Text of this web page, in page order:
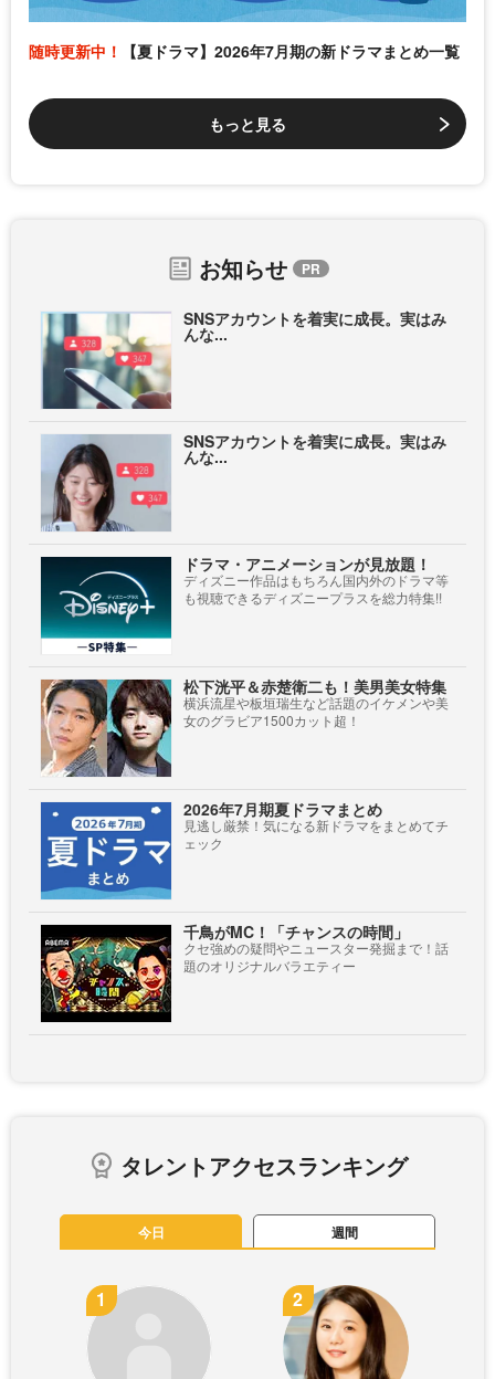
随時更新中！ 【夏ドラマ】2026年7月期の新ドラマまとめ一覧
もっと見る
お知らせ
SNSアカウントを着実に成長。実はみ
んな...
SNSアカウントを着実に成長。実はみ
んな...
ドラマ・アニメーションが見放題！
ディズニー作品はもちろん国内外のドラマ等
も視聴できるディズニープラスを総力特集!!
松下洸平＆赤楚衛二も！美男美女特集
横浜流星や板垣瑞生など話題のイケメンや美
女のグラビア1500カット超！
2026年7月期夏ドラマまとめ
見逃し厳禁！気になる新ドラマをまとめてチ
ェック
千鳥がMC！「チャンスの時間」
クセ強めの疑問やニュースター発掘まで！話
題のオリジナルバラエティー
タレントアクセスランキング
今日 週間